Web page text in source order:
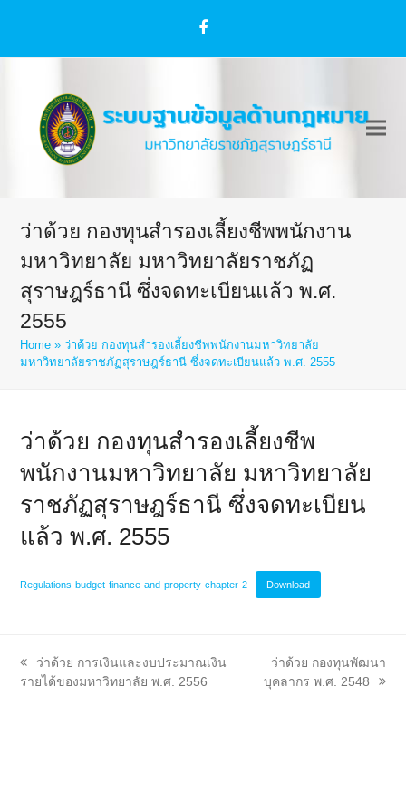
Facebook
ว่าด้วย กองทุนสำรองเลี้ยงชีพพนักงาน
มหาวิทยาลัย มหาวิทยาลัยราชภัฏ
สุราษฎร์ธานี ซึ่งจดทะเบียนแล้ว พ.ศ.
2555
Home »ว่าด้วย กองทุนสำรองเลี้ยงชีพพนักงานมหาวิทยาลัย
มหาวิทยาลัยราชภัฏสุราษฎร์ธานี ซึ่งจดทะเบียนแล้ว พ.ศ. 2555
ว่าด้วย กองทุนสำรองเลี้ยงชีพ
พนักงานมหาวิทยาลัย มหาวิทยาลัย
ราชภัฏสุราษฎร์ธานี ซึ่งจดทะเบียน
แล้ว พ.ศ. 2555
Regulations-budget-finance-and-property-chapter-2 Download
previous
post:
ว่าด้วย การเงินและงบประมาณเงิน
รายได้ของมหาวิทยาลัย พ.ศ. 2556
next
post:
ว่าด้วย กองทุนพัฒนา
บุคลากร พ.ศ. 2548